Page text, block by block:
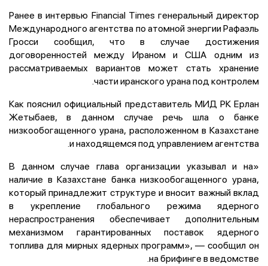
Ранее в интервью Financial Times генеральный директор
Международного агентства по атомной энергии Рафаэль
Гросси сообщил, что в случае достижения
договоренностей между Ираном и США одним из
рассматриваемых вариантов может стать хранение
части иранского урана под контролем.
Как пояснил официальный представитель МИД РК Ерлан
Жетыбаев, в данном случае речь шла о банке
низкообогащенного урана, расположенном в Казахстане
и находящемся под управлением агентства.
«В данном случае глава организации указывал и на
наличие в Казахстане банка низкообогащенного урана,
который принадлежит структуре и вносит важный вклад
в укрепление глобального режима ядерного
нераспространения обеспечивает дополнительным
механизмом гарантированных поставок ядерного
топлива для мирных ядерных программ», — сообщил он
на брифинге в ведомстве.